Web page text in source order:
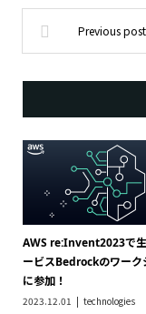
AWS re:Invent2023で
ービスBedrockのワーク
に参加！
2023.12.01 technologies